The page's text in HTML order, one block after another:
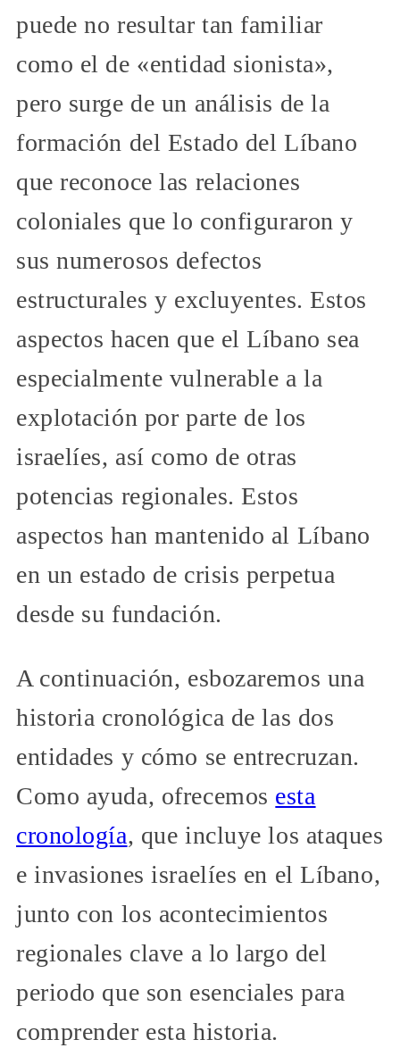
puede no resultar tan familiar
como el de «entidad sionista»,
pero surge de un análisis de la
formación del Estado del Líbano
que reconoce las relaciones
coloniales que lo configuraron y
sus numerosos defectos
estructurales y excluyentes. Estos
aspectos hacen que el Líbano sea
especialmente vulnerable a la
explotación por parte de los
israelíes, así como de otras
potencias regionales. Estos
aspectos han mantenido al Líbano
en un estado de crisis perpetua
desde su fundación.
A continuación, esbozaremos una
historia cronológica de las dos
entidades y cómo se entrecruzan.
Como ayuda, ofrecemos esta
cronología, que incluye los ataques
e invasiones israelíes en el Líbano,
junto con los acontecimientos
regionales clave a lo largo del
periodo que son esenciales para
comprender esta historia.